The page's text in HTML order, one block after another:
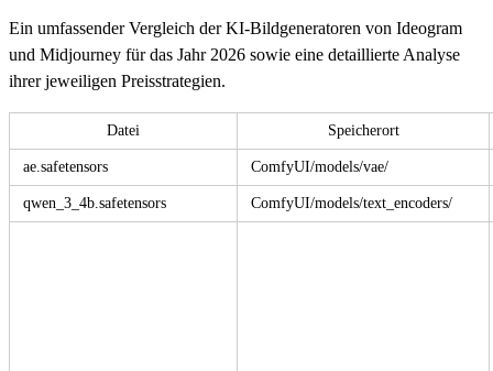
Ein umfassender Vergleich der KI-Bildgeneratoren von Ideogram
und Midjourney für das Jahr 2026 sowie eine detaillierte Analyse
ihrer jeweiligen Preisstrategien.
Datei Speicherort
ae.safetensors ComfyUI/models/vae/
qwen_3_4b.safetensors ComfyUI/models/text_encoders/